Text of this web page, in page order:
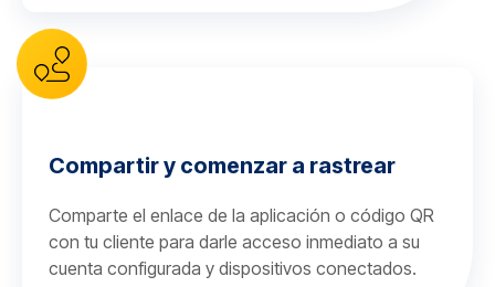
Compartir y comenzar a rastrear
Comparte el enlace de la aplicación o código QR
con tu cliente para darle acceso inmediato a su
cuenta configurada y dispositivos conectados.